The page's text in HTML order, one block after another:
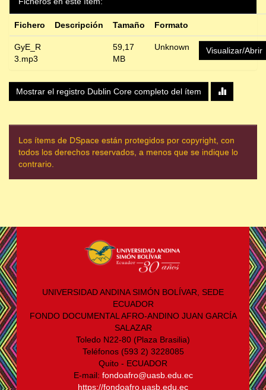
Fichero Descripción Tamaño Formato
GyE_R
3.mp3
59,17
MB
Unknown Visualizar/Abrir
Mostrar el registro Dublin Core completo del ítem
Los ítems de DSpace están protegidos por copyright, con
todos los derechos reservados, a menos que se indique lo
contrario.
UNIVERSIDAD ANDINA SIMÓN BOLÍVAR, SEDE
ECUADOR
FONDO DOCUMENTAL AFRO-ANDINO JUAN GARCÍA
SALAZAR
Toledo N22-80 (Plaza Brasilia)
Teléfonos (593 2) 3228085
Quito - ECUADOR
E-mail: fondoafro@uasb.edu.ec
https://fondoafro.uasb.edu.ec